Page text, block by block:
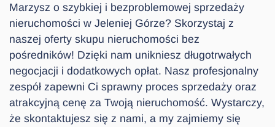
Marzysz o szybkiej i bezproblemowej sprzedaży
nieruchomości w Jeleniej Górze? Skorzystaj z
naszej oferty skupu nieruchomości bez
pośredników! Dzięki nam unikniesz długotrwałych
negocjacji i dodatkowych opłat. Nasz profesjonalny
zespół zapewni Ci sprawny proces sprzedaży oraz
atrakcyjną cenę za Twoją nieruchomość. Wystarczy,
że skontaktujesz się z nami, a my zajmiemy się